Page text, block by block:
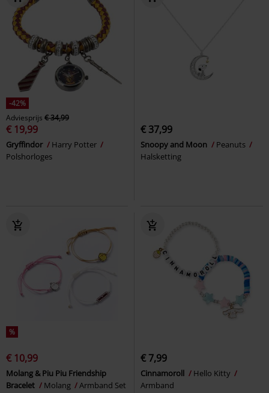
-42%
Adviesprijs € 34,99
€ 19,99
Gryffindor
Harry Potter
Polshorloges
€ 37,99
Snoopy and Moon
Peanuts
Halsketting
%
€ 10,99
Molang & Piu Piu Friendship
Bracelet
Molang Armband Set
€ 7,99
Cinnamoroll
Hello Kitty
Armband